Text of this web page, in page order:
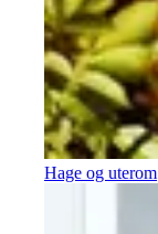
Hage og uterom